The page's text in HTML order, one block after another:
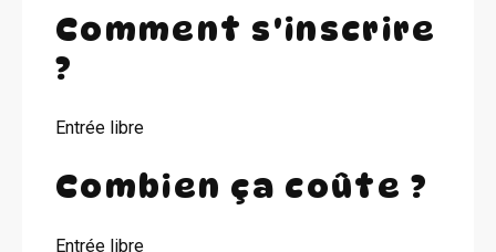
Comment s'inscrire
?
Entrée libre
Combien ça coûte ?
Entrée libre